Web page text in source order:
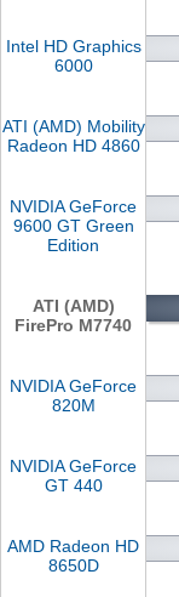
Intel HD Graphics
6000
ATI (AMD) Mobility
Radeon HD 4860
NVIDIA GeForce
9600 GT Green
Edition
ATI (AMD)
FirePro M7740
NVIDIA GeForce
820M
NVIDIA GeForce
GT 440
AMD Radeon HD
8650D